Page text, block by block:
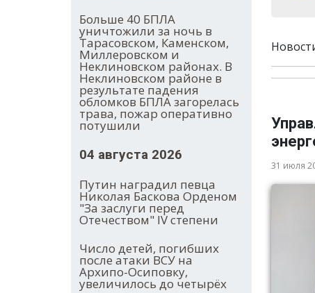
Больше 40 БПЛА
уничтожили за ночь в
Тарасовском, Каменском,
Миллеровском и
Неклиновском районах. В
Неклиновском районе в
результате падения
обломков БПЛА загорелась
трава, пожар оперативно
потушили
04 августа 2026
Путин наградил певца
Николая Баскова Орденом
"За заслуги перед
Отечеством" IV степени
Число детей, погибших
после атаки ВСУ на
Архипо-Осиповку,
увеличилось до четырёх
31 июля